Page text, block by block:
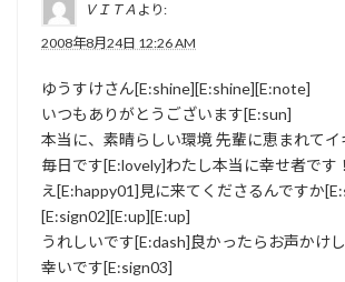
ＶＩＴＡ より:
2008年8月24日 12:26 AM
ゆうすけさん[E:shine][E:shine][E:note]
いつもありがとうございます[E:sun]
本当に、素晴らしい環境 先輩に恵まれてイ
毎日です[E:lovely]わたし本当に幸せ者です！
え[E:happy01]見に来てくださるんですか
[E:sign02][E:up][E:up]
うれしいです[E:dash]良かったらお声かけ
幸いです[E:sign03]